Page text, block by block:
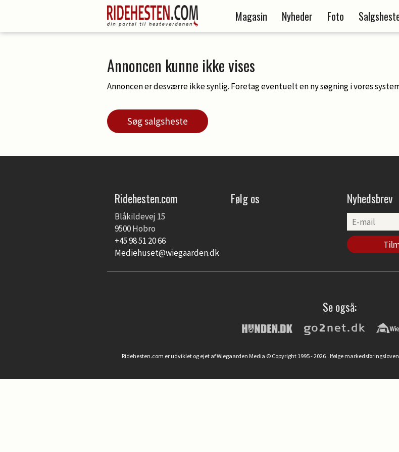
Magasin Nyheder Foto
Annoncen kunne ikke vises
Annoncen er desværre ikke synlig. Foretag eventuelt en ny søgning i vores
Søg salgsheste
Ridehesten.com
Blåkildevej 15
9500 Hobro
+45 98 51 20 66
Mediehuset@wiegaarden.dk
Følg os Nyhedsbrev
Se også:
Ridehesten.com er udviklet og ejet af Wiegaarden Media © Copyright 1995 - 2026 . Ifølge